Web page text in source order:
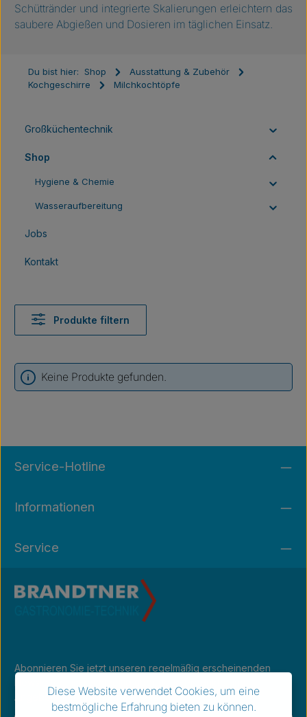
Schüttränder und integrierte Skalierungen erleichtern das
saubere Abgießen und Dosieren im täglichen Einsatz.
Du bist hier: Shop
Ausstattung & Zubehör
Kochgeschirre
Milchkochtöpfe
Großküchentechnik
Shop
Hygiene & Chemie
Wasseraufbereitung
Jobs
Kontakt
Produkte filtern
Keine Produkte gefunden.
Service-Hotline
Informationen
Service
Abonnieren Sie jetzt unseren regelmäßig erscheinenden
Newsletter, um rechtzeitig über neue Produkte und
Angebote informiert zu werden.
Diese Website verwendet Cookies, um eine
bestmögliche Erfahrung bieten zu können.